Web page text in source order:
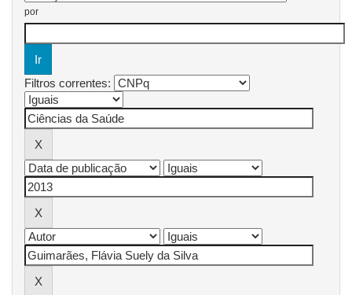
por
Filtros correntes: